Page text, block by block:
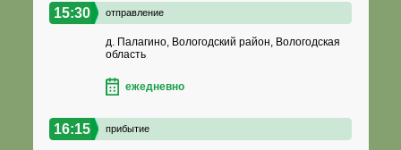
15:30 отправление
д. Палагино, Вологодский район, Вологодская
область
ежедневно
16:15 прибытие